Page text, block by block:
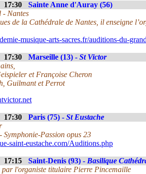
17:30
Sainte Anne d'Auray (56)
- Nantes
de la Cathédrale de Nantes, il enseigne
musique-arts-sacres.fr/auditions-du-
17:30 Marseille (13) - St Victor
et Françoise Cheron
Guilmant et Perrot
17:30 Paris (75) - St Eustache
Passion opus 23
saint-eustache.com/Auditions.php
17:15 Saint-Denis (93) - Basilique
par l'organiste titulaire Pierre Pincemaille